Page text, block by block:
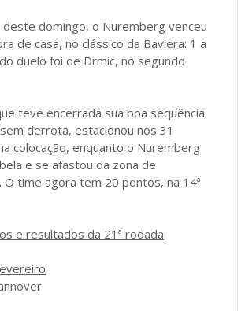
domingo, o Nuremberg venceu
de casa, no clássico da Baviera: 1 a
duelo foi de Drmic, no segundo
teve encerrada sua boa sequência
derrota, estacionou nos 31
colocação, enquanto o Nuremberg
e se afastou da zona de
O time agora tem 20 pontos, na 14ª
e resultados da 21ª rodada: